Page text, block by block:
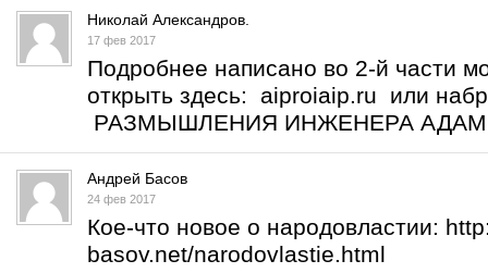
Николай Александров.
17 фев 2017
Подробнее написано во 2-й части
открыть здесь: aiproiaip.ru или
РАЗМЫШЛЕНИЯ ИНЖЕНЕРА
Андрей Басов
24 фев 2017
Кое-что новое о народовластии:
basov.net/narodovlastie.html